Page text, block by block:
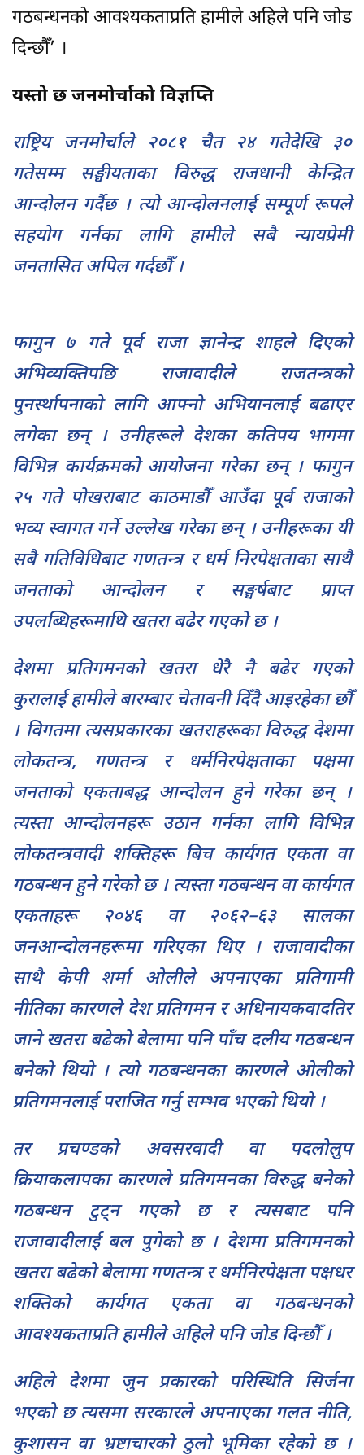
गठबन्धनको आवश्यकताप्रति हामीले अहिले पनि जोड
दिन्छौँ’ ।
यस्तो छ जनमोर्चाको विज्ञप्ति
राष्ट्रिय जनमोर्चाले २०८१ चैत २४ गतेदेखि ३०
गतेसम्म सङ्घीयताका विरुद्ध राजधानी केन्द्रित
आन्दोलन गर्दैछ । त्यो आन्दोलनलाई सम्पूर्ण रूपले
सहयोग गर्नका लागि हामीले सबै न्यायप्रेमी
जनतासित अपिल गर्दछौँ ।
फागुन ७ गते पूर्व राजा ज्ञानेन्द्र शाहले दिएको
अभिव्यक्तिपछि राजावादीले राजतन्त्रको
पुनर्स्थापनाको लागि आफ्नो अभियानलाई बढाएर
लगेका छन् । उनीहरूले देशका कतिपय भागमा
विभिन्न कार्यक्रमको आयोजना गरेका छन् । फागुन
२५ गते पोखराबाट काठमाडौँ आउँदा पूर्व राजाको
भव्य स्वागत गर्ने उल्लेख गरेका छन् । उनीहरूका यी
सबै गतिविधिबाट गणतन्त्र र धर्म निरपेक्षताका साथै
जनताको आन्दोलन र सङ्घर्षबाट प्राप्त
उपलब्धिहरूमाथि खतरा बढेर गएको छ ।
देशमा प्रतिगमनको खतरा धेरै नै बढेर गएको
कुरालाई हामीले बारम्बार चेतावनी दिँदै आइरहेका छौँ
। विगतमा त्यसप्रकारका खतराहरूका विरुद्ध देशमा
लोकतन्त्र, गणतन्त्र र धर्मनिरपेक्षताका पक्षमा
जनताको एकताबद्ध आन्दोलन हुने गरेका छन् ।
त्यस्ता आन्दोलनहरू उठान गर्नका लागि विभिन्न
लोकतन्त्रवादी शक्तिहरू बिच कार्यगत एकता वा
गठबन्धन हुने गरेको छ । त्यस्ता गठबन्धन वा कार्यगत
एकताहरू २०४६ वा २०६२–६३ सालका
जनआन्दोलनहरूमा गरिएका थिए । राजावादीका
साथै केपी शर्मा ओलीले अपनाएका प्रतिगामी
नीतिका कारणले देश प्रतिगमन र अधिनायकवादतिर
जाने खतरा बढेको बेलामा पनि पाँच दलीय गठबन्धन
बनेको थियो । त्यो गठबन्धनका कारणले ओलीको
प्रतिगमनलाई पराजित गर्नु सम्भव भएको थियो ।
तर प्रचण्डको अवसरवादी वा पदलोलुप
क्रियाकलापका कारणले प्रतिगमनका विरुद्ध बनेको
गठबन्धन टुट्न गएको छ र त्यसबाट पनि
राजावादीलाई बल पुगेको छ । देशमा प्रतिगमनको
खतरा बढेको बेलामा गणतन्त्र र धर्मनिरपेक्षता पक्षधर
शक्तिको कार्यगत एकता वा गठबन्धनको
आवश्यकताप्रति हामीले अहिले पनि जोड दिन्छौँ ।
अहिले देशमा जुन प्रकारको परिस्थिति सिर्जना
भएको छ त्यसमा सरकारले अपनाएका गलत नीति,
कुशासन वा भ्रष्टाचारको ठुलो भूमिका रहेको छ ।